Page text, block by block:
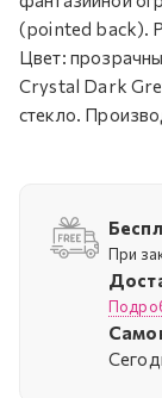
(pointed back).
Цвет:
Crystal Dark
стекло.
При